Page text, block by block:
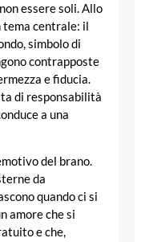
essere soli. Allo
tema centrale: il
simbolo di
contrapposte
e fiducia.
di responsabilità
a una
del brano.
da
quando ci si
amore che si
e che,